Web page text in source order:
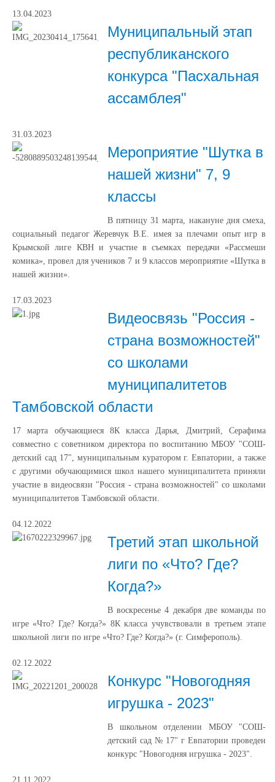
13.04.2023
Муниципальный этап
республиканского
конкурса "Пасхальная
ассамблея"
31.03.2023
Мероприятие "Шутка в
нашей жизни" 7, 9
классы
В пятницу 31 марта, накануне дня смеха,
социальный педагог Жеревчук В.Е. имея за плечами опыт игр в
Крымской лиге КВН и участие в съемках передачи «Рассмеши
комика», провел для учеников 7 и 9 классов мероприятие «Шутка в
нашей жизни».
17.03.2023
Видеосвязь "Россия -
страна возможностей"
со школами
муниципалитетов
Тамбовской области
17 марта обучающиеся 8К класса Дарья, Дмитрий, Серафима
совместно с советником директора по воспитанию МБОУ "СОШ-
детский сад 17", муниципальным куратором г. Евпатории, а также
с другими обучающимися школ нашего муниципалитета приняли
участие в видеосвязи "Россия - страна возможностей" со школами
муниципалитетов Тамбовской области.
04.12.2022
Третий этап школьной
лиги по «Что? Где?
Когда?»
В воскресенье 4 декабря две команды по
игре «Что? Где? Когда?» 8К класса учувствовали в третьем этапе
школьной лиги по игре «Что? Где? Когда?» (г. Симферополь).
02.12.2022
Конкурс "Новогодняя
игрушка - 2023"
В школьном отделении МБОУ "СОШ-
детский сад № 17" г Евпатории проведен
конкурс "Новогодняя игрушка - 2023".
21.11.2022